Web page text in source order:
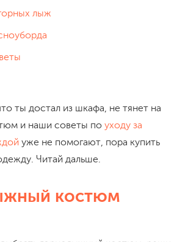
лыж
ты достал из шкафа, не тянет на
и наши советы по уходу за
уже не помогают, пора купить
Читай дальше.
костюм